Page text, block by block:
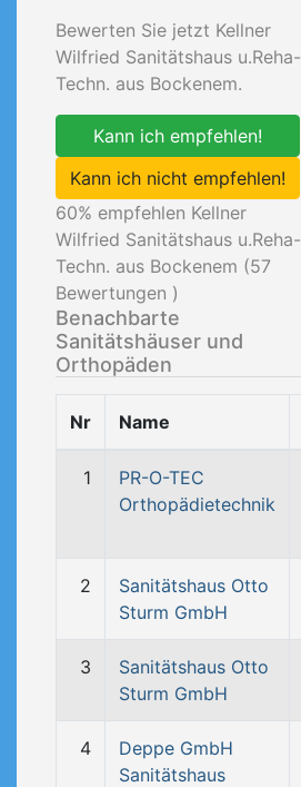
Bewerten Sie jetzt Kellner
Wilfried Sanitätshaus u.Reha-
Techn. aus Bockenem.
Kann ich empfehlen!
Kann ich nicht empfehlen!
60% empfehlen Kellner
Wilfried Sanitätshaus u.Reha-
Techn. aus Bockenem (57
Bewertungen )
Benachbarte
Sanitätshäuser und
Orthopäden
Nr Name
1
PR-O-TEC
Orthopädietechnik
2
Sanitätshaus Otto
Sturm GmbH
3
Sanitätshaus Otto
Sturm GmbH
4
Deppe GmbH
Sanitätshaus